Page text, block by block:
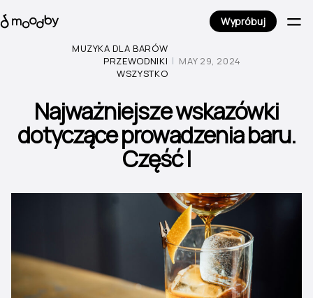
Wypróbuj
MUZYKA DLA BARÓW
PRZEWODNIKI
WSZYSTKO
MAY 29, 2024
Najważniejsze wskazówki
dotyczące prowadzenia baru.
Część I